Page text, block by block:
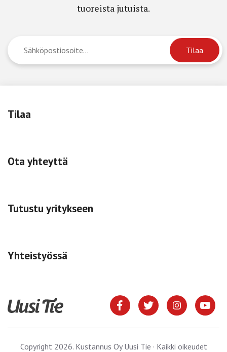
tuoreista jutuista.
Tilaa
Ota yhteyttä
Tutustu yritykseen
Yhteistyössä
Copyright 2026. Kustannus Oy Uusi Tie · Kaikki oikeudet